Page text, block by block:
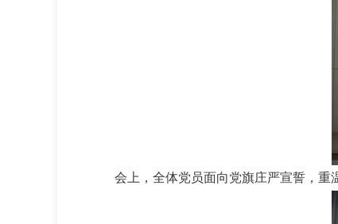
会上，全体党员面向党旗庄严宣誓，重